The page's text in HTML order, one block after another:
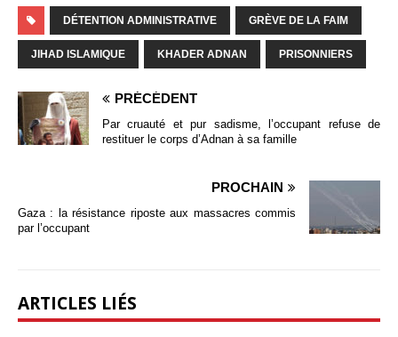
DÉTENTION ADMINISTRATIVE GRÈVE DE LA FAIM
JIHAD ISLAMIQUE KHADER ADNAN PRISONNIERS
PRÉCÉDENT
Par cruauté et pur sadisme, l’occupant refuse de
restituer le corps d’Adnan à sa famille
PROCHAIN
Gaza : la résistance riposte aux massacres commis
par l’occupant
ARTICLES LIÉS